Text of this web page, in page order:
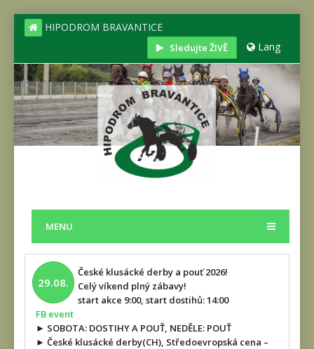
HIPODROM BRAVANTICE
Sledujte ŽIVĚ Lang
MENU
29.08.
České klusácké derby a pouť 2026!
Celý víkend plný zábavy!
start akce 9:00, start dostihů: 14:00
FB event
► SOBOTA: DOSTIHY A POUŤ, NEDĚLE: POUŤ
► České klusácké derby(CH), Středoevropská cena –